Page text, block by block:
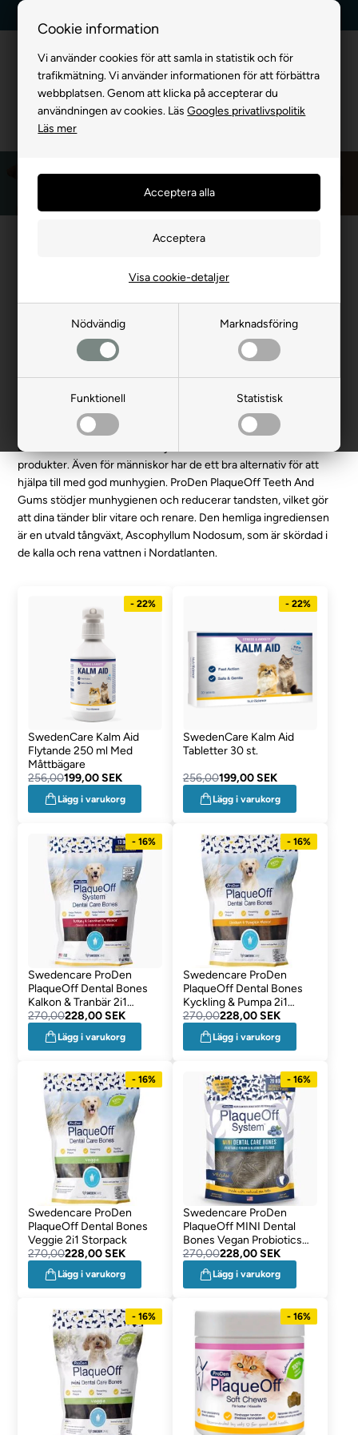
Cookie information
Vi använder cookies för att samla in statistik och för
trafikmätning. Vi använder informationen för att förbättra
webbplatsen. Genom att klicka på accepterar du
användningen av cookies. LäsGoogles privatlivspolitik
Läs mer
Nödvändig Marknadsföring
Funktionell Statistisk
Visa cookie-detaljer
Framsida»MÄRKEVARA»SwedenCare
Lite om Swedencare
SwedenCare är ett välkänt och erkänt svenskt företag, som har
distribuerar sina produkter till över 50 länder världen över.
Huvudkontoret ligger i Malmö och de senaste 15 åren har man
utvecklat och sålt premiumprodukter till husdjur. Produkterna
säljs till både veterinärer, apotek och detaljhandeln. En av
Swedencares mest kända och sålda produkter är ProDen
PlaqueOff, som är ett pulver som förhindrar plack och tandsten
hos hundar och katter. Det är enkelt att använda - pulvret strös
på maten en gång om dagen.
Det är dock inte bara för husdjur som Swedencare har utvecklat
produkter. Även för människor har de ett bra alternativ för att
hjälpa till med god munhygien. ProDen PlaqueOff Teeth And
Gums stödjer munhygienen och reducerar tandsten, vilket gör
att dina tänder blir vitare och renare. Den hemliga ingrediensen
är en utvald tångväxt, Ascophyllum Nodosum, som är skördad i
de kalla och rena vattnen i Nordatlanten.
- 22%
SwedenCare Kalm Aid
Flytande 250 ml Med
Måttbägare
256,00199,00 SEK
Lägg i varukorg
- 22%
SwedenCare Kalm Aid
Tabletter 30 st.
256,00199,00 SEK
Lägg i varukorg
- 16%
Swedencare ProDen
PlaqueOff Dental Bones
Kalkon & Tranbär 2i1
Storpack
270,00228,00 SEK
Lägg i varukorg
- 16%
Swedencare ProDen
PlaqueOff Dental Bones
Kyckling & Pumpa 2i1
Storpack
270,00228,00 SEK
Lägg i varukorg
- 16%
Swedencare ProDen
PlaqueOff Dental Bones
Veggie 2i1 Storpack
270,00228,00 SEK
Lägg i varukorg
- 16%
Swedencare ProDen
PlaqueOff MINI Dental
Bones Vegan Probiotics
Blåbär
270,00228,00 SEK
Lägg i varukorg
- 16% - 16%